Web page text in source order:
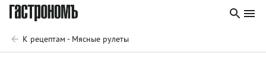
К рецептам - Мясные рулеты